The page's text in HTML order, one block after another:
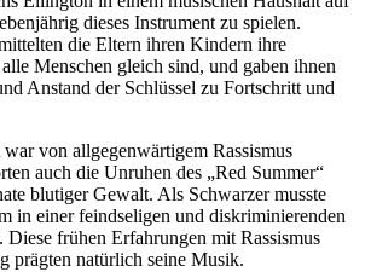
dieses Instrument zu spielen.
die Eltern ihren Kindern ihre
Menschen gleich sind, und gaben ihnen
Anstand der Schlüssel zu Fortschritt und
von allgegenwärtigem Rassismus
auch die Unruhen des „Red Summer“
blutiger Gewalt. Als Schwarzer musste
in einer feindseligen und diskriminierenden
Diese frühen Erfahrungen mit Rassismus
prägten natürlich seine Musik.